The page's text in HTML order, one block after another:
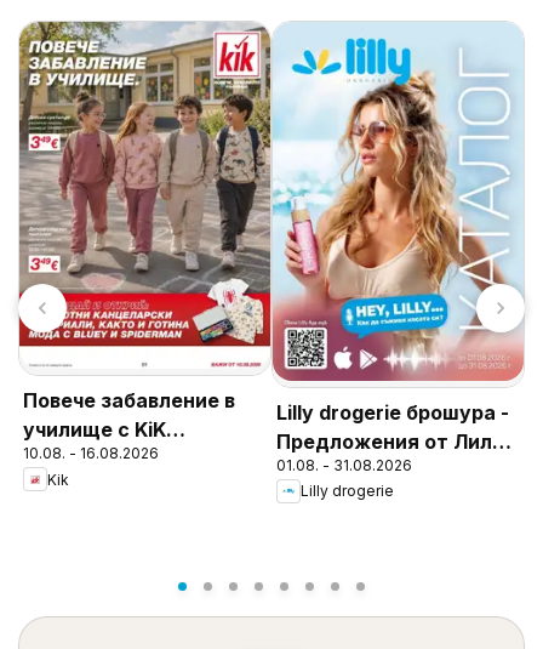
Повече забавление в
училище с KiK
предложения
10.08. - 16.08.2026
Kik
Lilly drogerie брошура -
Предложения от Лили
Дрогерие
01.08. - 31.08.2026
Lilly drogerie